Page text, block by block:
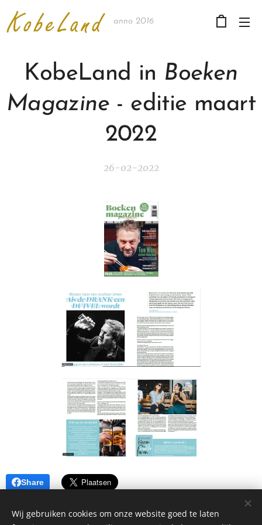
anno 2016
KobeLand in Boeken
Magazine - editie maart
2022
26-02-2022
Share
Wij gebruiken cookies om onze website goed te laten